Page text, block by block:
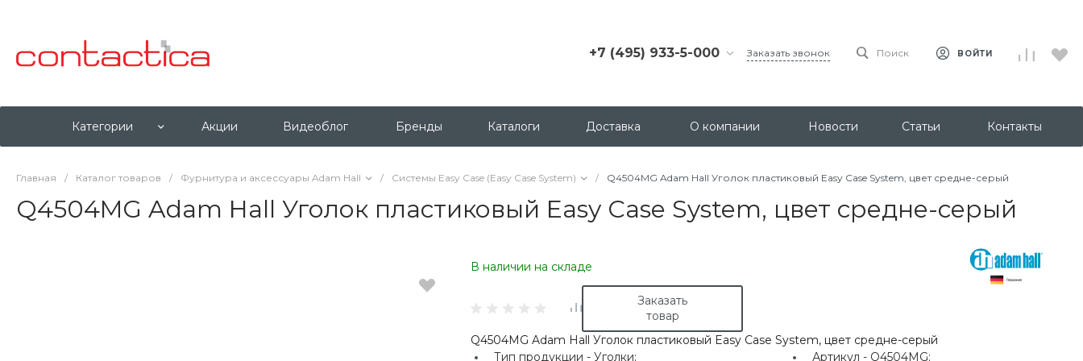
+7 (495) 933-5-000
г. Москва, ул.
Грузинский пер., д. 3 c1,
офис 158
г. Санкт-Петербург, ул.
Бухарестская, д. 24, корп
+7 (923) 335-50-00
г. Красноярск, ул.
Партизана Железняка, д.
+7 (343) 288-65-00
Заказать звонок Поиск ВОЙТИ
Категории Акции Видеоблог Бренды Каталоги Доставка О компании Новости Статьи Контакты
Главная / Каталог товаров / Фурнитура и аксессуары Adam Hall / Системы Easy Case (Easy Case System) / Q4504MG Adam Hall Уголок пластиковый Easy Case System, цвет средне-серый
Q4504MG Adam Hall Уголок пластиковый Easy Case System, цвет средне-серый
В наличии на складе
Заказать
товар
Q4504MG Adam Hall Уголок пластиковый Easy Case System, цвет средне-серый
Тип продукции -Уголки; Артикул - Q4504MG;